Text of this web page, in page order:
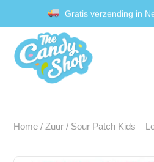
Gratis verzending in
Home / Zuur / Sour Patch Kids –